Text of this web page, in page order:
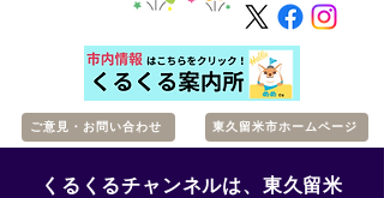
ご意見・お問い合わせ 東久留米市ホームページ
くるくるチャンネルは、東久留米